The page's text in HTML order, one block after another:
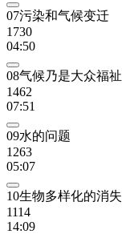
07污染和气候变迁
1730
04:50
08气候乃是大众福祉
1462
07:51
09水的问题
1263
05:07
10生物多样化的消失
1114
14:09